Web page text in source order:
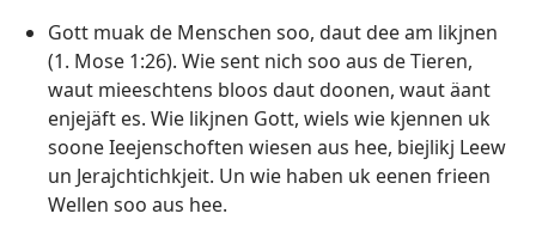
Gott muak de Menschen soo, daut dee am likjnen
(1. Mose 1:26). Wie sent nich soo aus de Tieren,
waut mieeschtens bloos daut doonen, waut äant
enjejäft es. Wie likjnen Gott, wiels wie kjennen uk
soone Ieejenschoften wiesen aus hee, biejlikj Leew
un Jerajchtichkjeit. Un wie haben uk eenen frieen
Wellen soo aus hee.